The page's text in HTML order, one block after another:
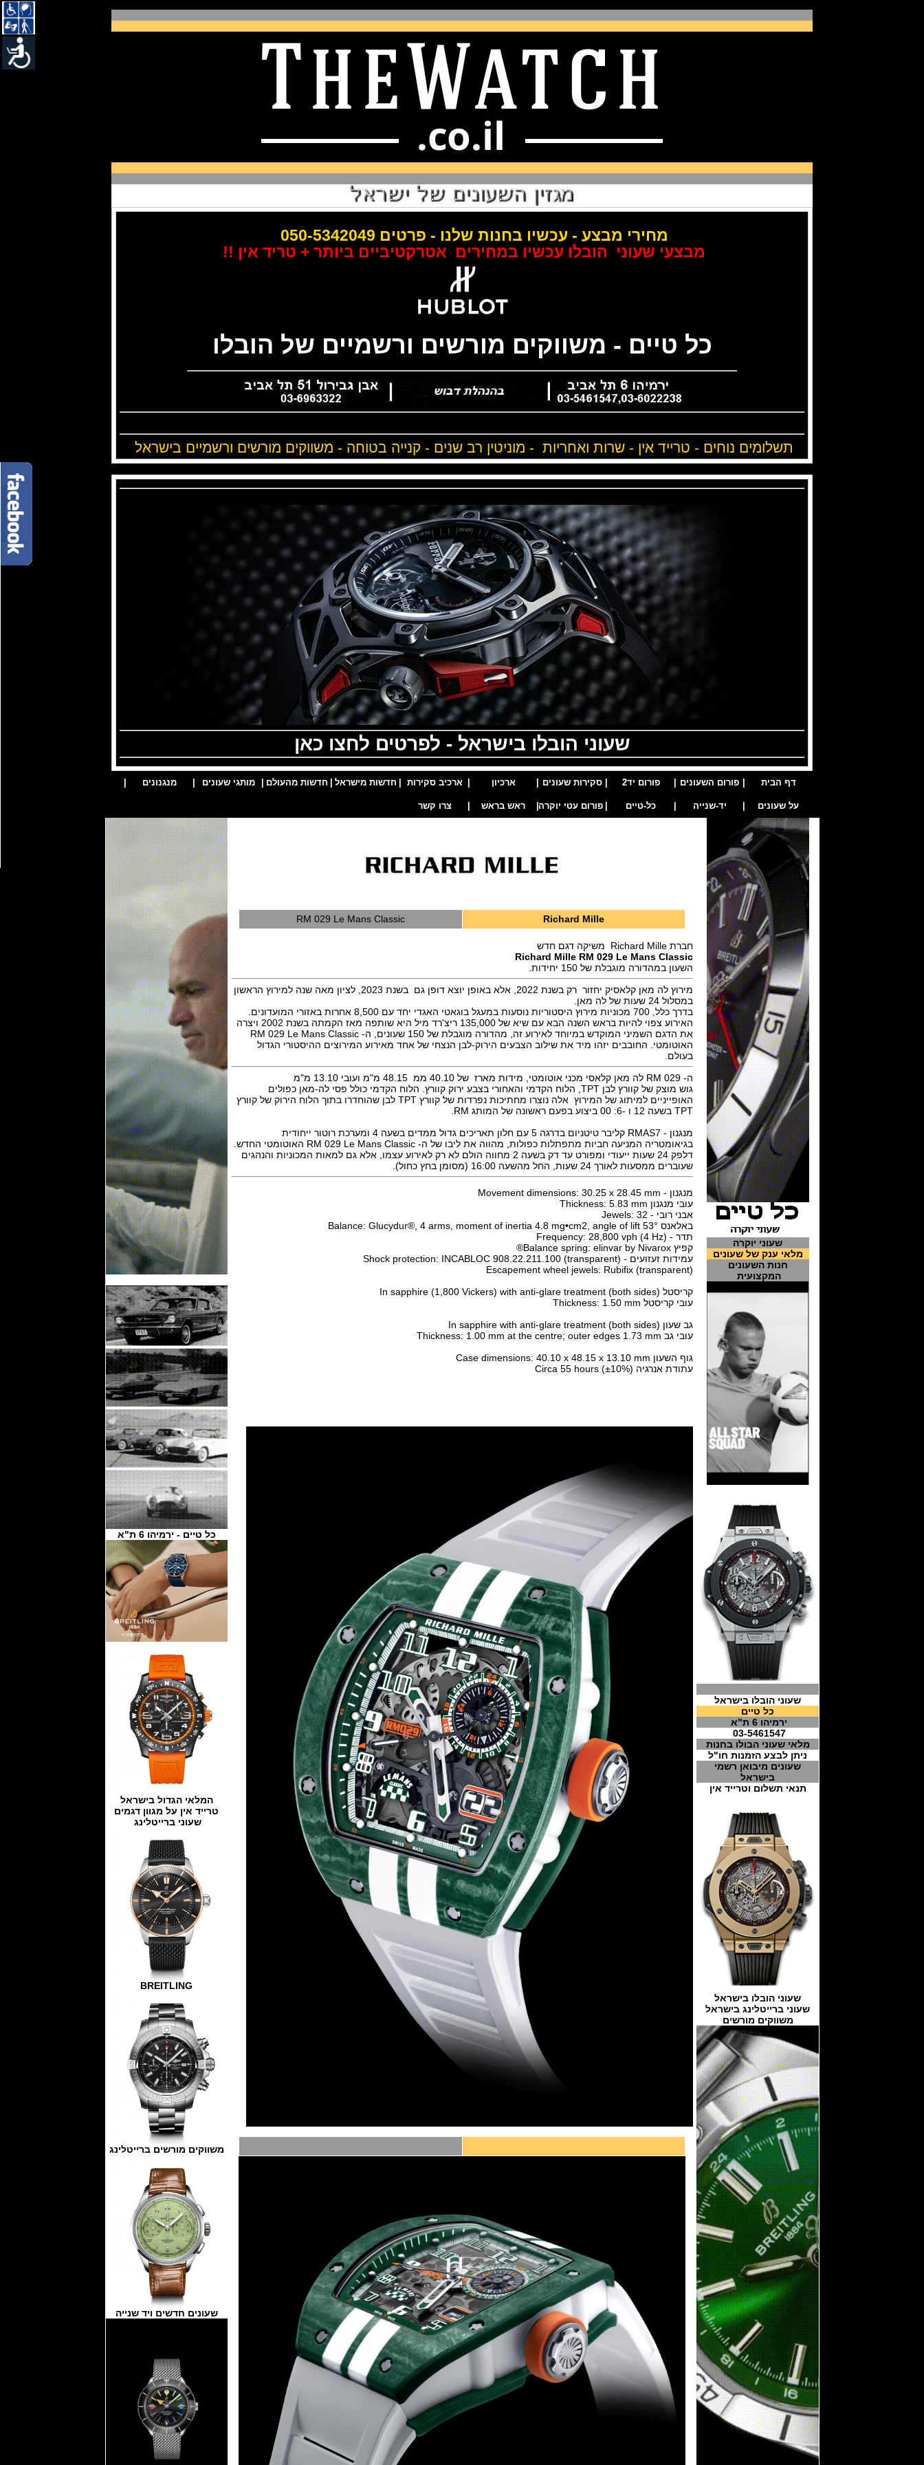
מחירי מבצע - עכשיו בחנות שלנו - פרטים 050-5342049
מבצעי שעוני הובלו עכשיו במחירים אטרקטיביים ביותר + טריד אין !!
כל טיים - משווקים מורשים ורשמיים של הובלו
תשלומים נוחים - טרייד אין - שרות ואחריות - מוניטין רב שנים - קנייה בטוחה - משווקים מורשים ורשמיים בישראל
שעוני הובלו בישראל - לפרטים לחצו כאן
דף הבית פורום השעונים פורום יד2 סקירות שעונים ארכיון ארכיב סקירות חדשות מישראל חדשות מהעולם מותגי שעונים מנגנונים
על שעונים יד-שנייה כל-טיים פורום עטי יוקרה ראש בראש צרו קשר
שעוני יוקרה
מלאי ענק של שעונים
חנות השעונים
המקצועית
שעוני הובלו בישראל
כל טיים
ירמיהו 6 ת"א
03-5461547
מלאי שעוני הבולו בחנות
ניתן לבצע הזמנות חו"ל
שעונים מיבואן רשמי
בישראל
תנאי תשלום וטרייד אין
שעוני הובלו בישראל
שעוני ברייטלינג בישראל
משווקים מורשים
Richard Mille
RM 029 Le Mans Classic
חברת Richard Mille משיקה דגם חדש
Richard Mille RM 029 Le Mans Classic
השעון במהדורה מוגבלת של 150 יחידות.
מירוץ לה מאן קלאסיק יחזור רק בשנת 2022, אלא באופן יוצא דופן גם בשנת 2023, לציון מאה שנה למירוץ הראשון
במסלול 24 שעות של לה מאן.
בדרך כלל, 700 מכוניות מירוץ היסטוריות נוסעות במעגל בוגאטי האגדי יחד עם 8,500 אחרות באזורי המועדונים.
האירוע צפוי להיות בראש השנה הבא עם שיא של 135,000 ריצ'רד מיל היא שותפה מאז הקמתה בשנת 2002 ויצרה
את הדגם השמיני המוקדש במיוחד לאירוע זה, מהדורה מוגבלת של 150 שעונים, ה- RM 029 Le Mans Classic
האוטומטי. החובבים יזהו מיד את שילוב הצבעים הירוק-לבן הנצחי של אחד מאירוע המירוצים ההיסטורי הגדול
בעולם.
ה- RM 029 לה מאן קלאסי מכני אוטומטי, מידות מארז של 40.10 ממ 48.15 מ"מ ועובי 13.10 מ"מ
גוש מוצק של קוורץ לבן TPT, הלוח הקדמי והאחורי בצבע ירוק קוורץ. הלוח הקדמי כולל פסי לה-מאן כפולים
האופייניים למיתוג של המירוץ אלה נוצרו מחתיכות נפרדות של קוורץ TPT לבן שהוחדרו בתוך הלוח הירוק של קוורץ
TPT בשעה 12 ו -6: 00 ביצוע בפעם ראשונה של המותג RM.
מנגנון - RMAS7 קליבר טיטניום בדרגה 5 עם חלון תאריכים גדול ממדים בשעה 4 ומערכת רוטור ייחודית
בגיאומטריה המניעה חביות מתפתלות כפולות, מהווה את ליבו של ה- RM 029 Le Mans Classic האוטומטי החדש.
דלפק 24 שעות ייעודי ומפורט עד דק בשעה 2 מחווה הולם לא רק לאירוע עצמו, אלא גם למאות המכוניות והנהגים
שעוברים ממסעות לאורך 24 שעות, החל מהשעה 16:00 (מסומן בחץ כחול).
מנגנון - Movement dimensions: 30.25 x 28.45 mm
עובי מנגנון Thickness: 5.83 mm
אבני רובי - Jewels: 32
באלאנס Balance: Glucydur®, 4 arms, moment of inertia 4.8 mg•cm2, angle of lift 53°
תדר - Frequency: 28,800 vph (4 Hz)
קפיץ Balance spring: elinvar by Nivarox®
עמידות זעזועים - Shock protection: INCABLOC 908.22.211.100 (transparent)
Escapement wheel jewels: Rubifix (transparent)
קריסטל In sapphire (1,800 Vickers) with anti-glare treatment (both sides)
עובי קריסטל Thickness: 1.50 mm
גב שעון In sapphire with anti-glare treatment (both sides)
עובי גב Thickness: 1.00 mm at the centre; outer edges 1.73 mm
גוף השעון Case dimensions: 40.10 x 48.15 x 13.10 mm
עתודת אנרגיה Circa 55 hours (±10%)
כל טיים - ירמיהו 6 ת"א
המלאי הגדול בישראל
טרייד אין על מגוון דגמים
שעוני ברייטלינג
BREITLING
משווקים מורשים ברייטלינג
שעונים חדשים ויד שנייה